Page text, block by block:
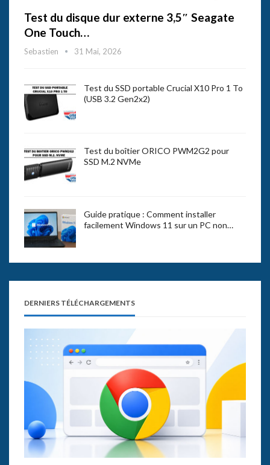
Test du disque dur externe 3,5″ Seagate
One Touch…
Sebastien 31 Mai, 2026
Test du SSD portable Crucial X10 Pro 1 To
(USB 3.2 Gen2x2)
Test du boîtier ORICO PWM2G2 pour
SSD M.2 NVMe
Guide pratique : Comment installer
facilement Windows 11 sur un PC non…
DERNIERS TÉLÉCHARGEMENTS